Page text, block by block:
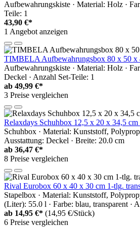
Aufbewahrungskiste · Material: Holz ·
Teile: 1
43,90 €*
1 Angebot anzeigen
TIMBELA Aufbewahrungsbox 80 x 50 x
Aufbewahrungskiste · Material: Holz ·
Deckel · Anzahl Set-Teile: 1
ab 49,99 €*
3 Preise vergleichen
Relaxdays Schuhbox 12,5 x 20 x 34,5 cm
Schuhbox · Material: Kunststoff,
Ausstattung: Deckel · Breite: 20.0 cm
ab 36,47 €*
8 Preise vergleichen
Rival Eurobox 60 x 40 x 30 cm 1-tlg.
Stapelbox · Material: Kunststoff,
(Liter): 55.0 l · Farbe: blau, transparent ·
ab 14,95 €* (14,95 €/Stück)
6 Preise vergleichen